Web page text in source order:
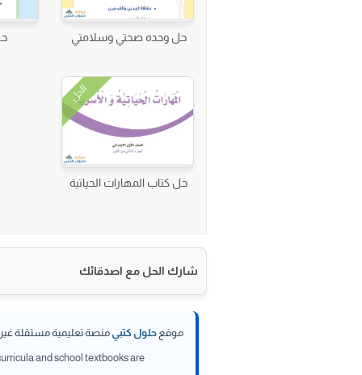
حل وحده صحتي وسلامتي
الحل
حل كتاب المهارات الحياتية
شارك الحل مع اصدقائك
موقع حلول كتبي منصة تعليمية مستقلة غير
and school textbooks are